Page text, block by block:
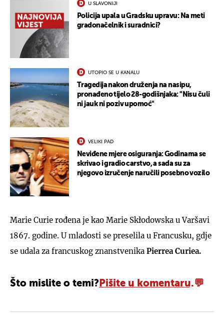
U SLAVONIJI
Policija upala u Gradsku upravu: Na meti
gradonačelnik i suradnici?
UTOPIO SE U KANALU
Tragedija nakon druženja na nasipu,
pronađeno tijelo 28-godišnjaka: "Nisu čuli
ni jauk ni poziv upomoć"
VELIKI PAD
Neviđene mjere osiguranja: Godinama se
skrivao i gradio carstvo, a sada su za
njegovo izručenje naručili posebno vozilo
Marie Curie rođena je kao Marie Skłodowska u Varšavi
1867. godine. U mladosti se preselila u Francusku, gdje
se udala za francuskog znanstvenika Pierrea Curiea.
Što mislite o temi? Pišite u komentaru.